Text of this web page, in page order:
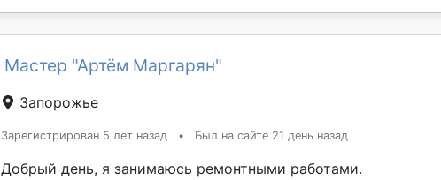
Мастер "Артём Маргарян"
Запорожье
Зарегистрирован 5 лет назад • Был на сайте 21 день назад
Добрый день, я занимаюсь ремонтными работами.